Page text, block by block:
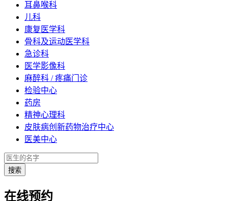
耳鼻喉科
儿科
康复医学科
骨科及运动医学科
急诊科
医学影像科
麻醉科 / 疼痛门诊
检验中心
药房
精神心理科
皮肤病创新药物治疗中心
医美中心
在线预约